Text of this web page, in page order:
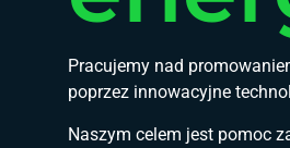
Pracujemy nad
poprzez innowacyjne
Naszym celem jest pomoc